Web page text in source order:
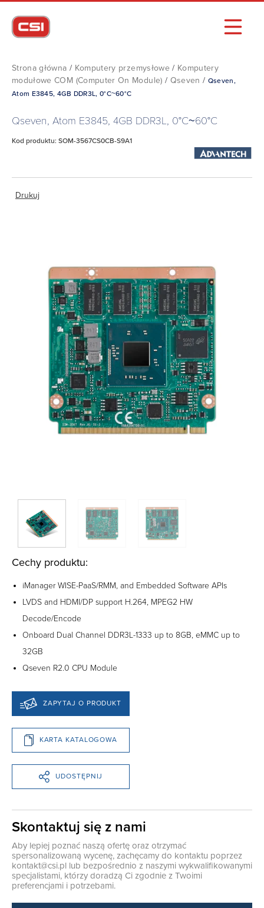
Strona główna / Komputery przemysłowe / Komputery
modułowe COM (Computer On Module) / Qseven / Qseven,
Atom E3845, 4GB DDR3L, 0°C~60°C
Qseven, Atom E3845, 4GB DDR3L, 0°C~60°C
Kod produktu: SOM-3567CS0CB-S9A1
Drukuj
Cechy produktu:
iManager WISE-PaaS/RMM, and Embedded Software APIs
LVDS and HDMI/DP support H.264, MPEG2 HW
Decode/Encode
Onboard Dual Channel DDR3L-1333 up to 8GB, eMMC up to
32GB
Qseven R2.0 CPU Module
ZAPYTAJ O PRODUKT
KARTA KATALOGOWA
UDOSTĘPNIJ
Skontaktuj się z nami
Aby lepiej poznać naszą ofertę oraz otrzymać
spersonalizowaną wycenę, zachęcamy do kontaktu poprzez
kontakt@csi.pl lub bezpośrednio z naszymi wykwalifikowanymi
specjalistami, którzy doradzą Ci zgodnie z Twoimi
preferencjami i potrzebami.